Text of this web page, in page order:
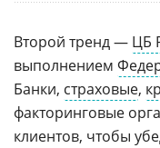
Второй тренд — ЦБ
выполнением
Банки, страховые,
факторинговые
клиентов, чтобы